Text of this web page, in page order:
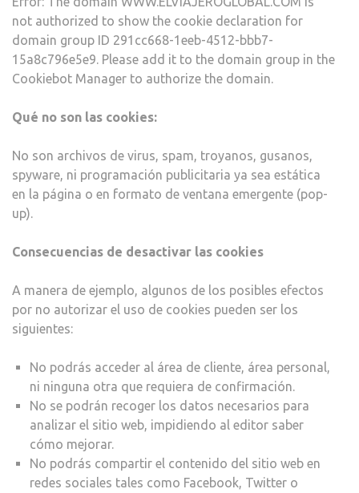
not authorized to show the cookie declaration for
domain group ID 291cc668-1eeb-4512-bbb7-
15a8c796e5e9. Please add it to the domain group in the
Cookiebot Manager to authorize the domain.
Qué no son las cookies:
No son archivos de virus, spam, troyanos, gusanos,
spyware, ni programación publicitaria ya sea estática
en la página o en formato de ventana emergente (pop-
up).
Consecuencias de desactivar las cookies
A manera de ejemplo, algunos de los posibles efectos
por no autorizar el uso de cookies pueden ser los
siguientes:
No podrás acceder al área de cliente, área personal,
ni ninguna otra que requiera de confirmación.
No se podrán recoger los datos necesarios para
analizar el sitio web, impidiendo al editor saber
cómo mejorar.
No podrás compartir el contenido del sitio web en
redes sociales tales como Facebook, Twitter o